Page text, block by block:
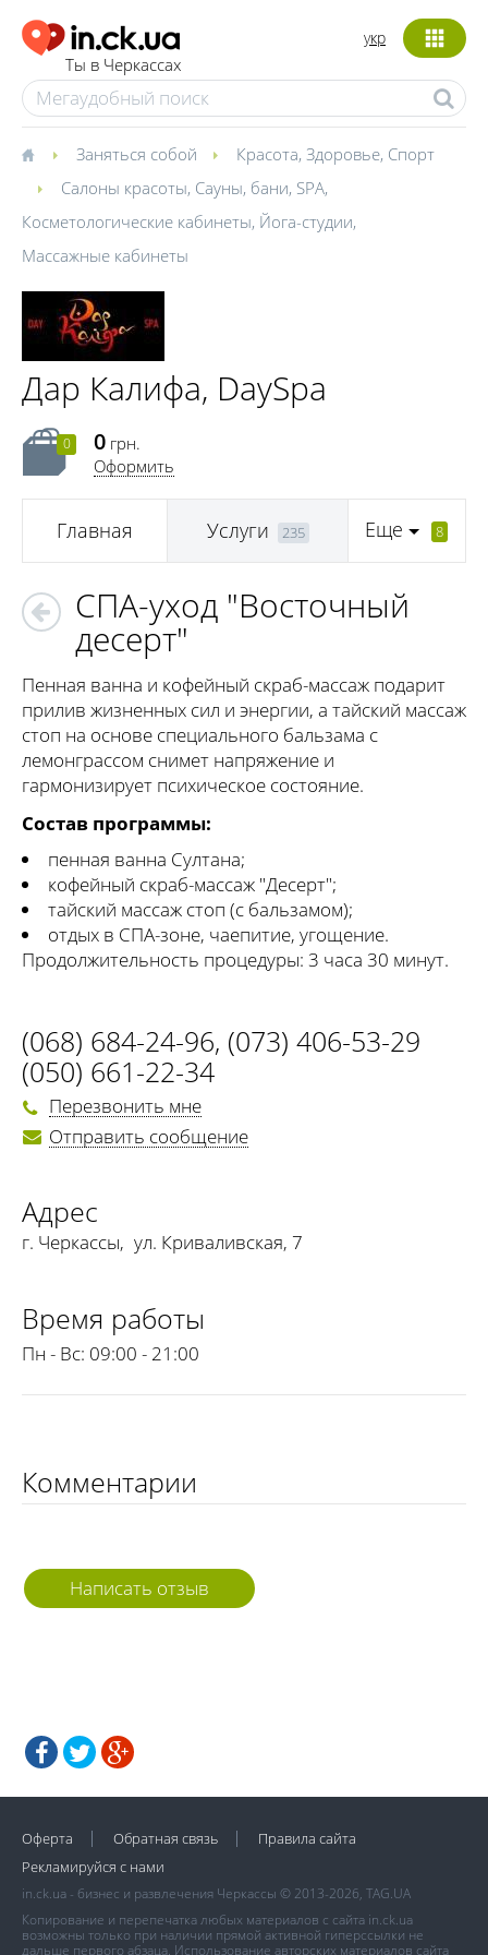
Ты в Черкассах
укр
Заняться собой Красота, Здоровье, Спорт
Салоны красоты, Сауны, бани, SPA,
Косметологические кабинеты, Йога-студии,
Массажные кабинеты
Дар Калифа, DaySpa
0 0 грн.
Оформить
Главная Услуги 235 Еще 8
СПА-уход "Восточный
десерт"
Пенная ванна и кофейный скраб-массаж подарит
прилив жизненных сил и энергии, а тайский массаж
стоп на основе специального бальзама с
лемонграссом снимет напряжение и
гармонизирует психическое состояние.
Состав программы:
пенная ванна Султана;
кофейный скраб-массаж "Десерт";
тайский массаж стоп (с бальзамом);
отдых в СПА-зоне, чаепитие, угощение.
Продолжительность процедуры: 3 часа 30 минут.
(068) 684-24-96, (073) 406-53-29
(050) 661-22-34
Перезвонить мне
Отправить сообщение
Адрес
г. Черкассы, ул. Криваливская, 7
Время работы
Пн - Вс: 09:00 - 21:00
Комментарии
Написать отзыв
Оферта Обратная связь
Правила сайта
Рекламируйся с нами
in.ck.ua - бизнес и развлечения Черкассы © 2013-2026, TAG.UA
Копирование и перепечатка любых материалов с сайта in.ck.ua
возможны только при наличии прямой активной гиперссылки не
дальше первого абзаца. Использование авторских материалов сайта